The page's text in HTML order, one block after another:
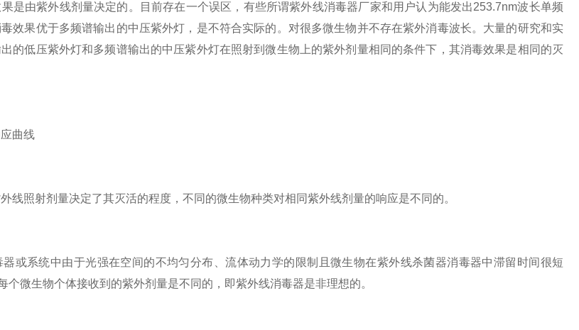
由紫外线剂量决定的。目前存在一个误区，有些所谓紫外线消毒器厂家和用户认为能发出253.7nm波长单频
效果优于多频谱输出的中压紫外灯，是不符合实际的。对很多微生物并不存在紫外消毒波长。大量的研究和实
的低压紫外灯和多频谱输出的中压紫外灯在照射到微生物上的紫外剂量相同的条件下，其消毒效果是相同的灭
曲线
照射剂量决定了其灭活的程度，不同的微生物种类对相同紫外线剂量的响应是不同的。
系统中由于光强在空间的不均匀分布、流体动力学的限制且微生物在紫外线杀菌器消毒器中滞留时间很短
个微生物个体接收到的紫外剂量是不同的，即紫外线消毒器是非理想的。